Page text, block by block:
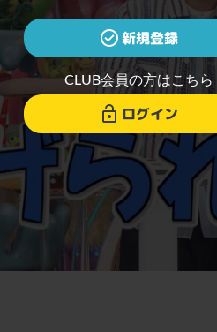
新規登録
CLUB会員の方はこちら
ログイン